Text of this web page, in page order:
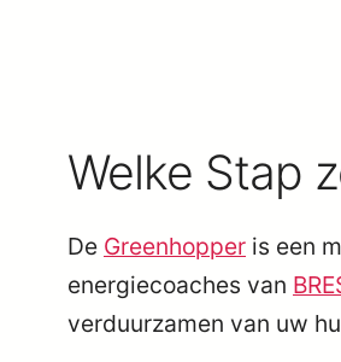
Welke Stap
De Greenhopper is een
energiecoaches van
verduurzamen van uw